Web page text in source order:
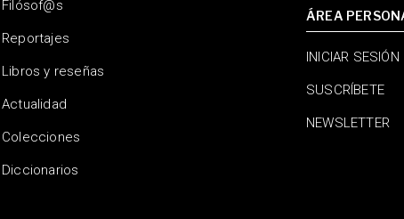
Filósof@s
Reportajes
Libros y reseñas
Actualidad
Colecciones
Diccionarios
ÁREA
INICIAR SESIÓN
SUSCRÍBETE
NEWSLETTER